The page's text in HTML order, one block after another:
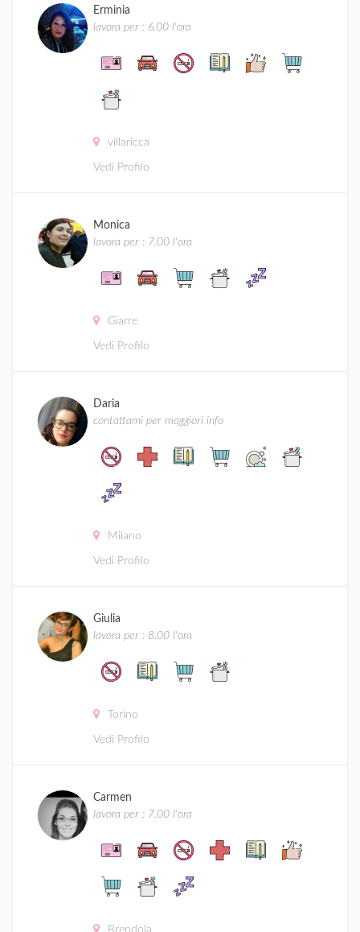
Erminia
lavora per : 6.00 l'ora
villaricca
Vedi Profilo
Monica
lavora per : 7.00 l'ora
Giarre
Vedi Profilo
Daria
contattami per maggiori info
Milano
Vedi Profilo
Giulia
lavora per : 8.00 l'ora
Torino
Vedi Profilo
Carmen
lavora per : 7.00 l'ora